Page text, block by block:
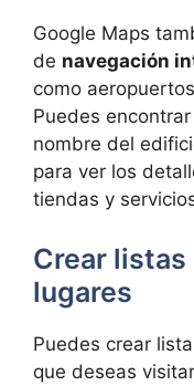
Google Maps
de navegación
como
Puedes
nombre del
para ver los
tiendas y
Crear
lugares
Puedes crear
que deseas